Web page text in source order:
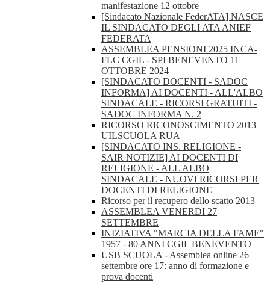
manifestazione 12 ottobre
[Sindacato Nazionale FederATA] NASCE
IL SINDACATO DEGLI ATA ANIEF
FEDERATA
ASSEMBLEA PENSIONI 2025 INCA-
FLC CGIL - SPI BENEVENTO 11
OTTOBRE 2024
[SINDACATO DOCENTI - SADOC
INFORMA] AI DOCENTI - ALL'ALBO
SINDACALE - RICORSI GRATUITI -
SADOC INFORMA N. 2
RICORSO RICONOSCIMENTO 2013
UILSCUOLA RUA
[SINDACATO INS. RELIGIONE -
SAIR NOTIZIE] AI DOCENTI DI
RELIGIONE - ALL'ALBO
SINDACALE - NUOVI RICORSI PER
DOCENTI DI RELIGIONE
Ricorso per il recupero dello scatto 2013
ASSEMBLEA VENERDI 27
SETTEMBRE
INIZIATIVA "MARCIA DELLA FAME"
1957 - 80 ANNI CGIL BENEVENTO
USB SCUOLA - Assemblea online 26
settembre ore 17: anno di formazione e
prova docenti